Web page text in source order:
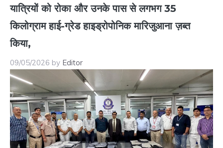
यात्रियों को रोका और उनके पास से लगभग 35
किलोग्राम हाई-ग्रेड हाइड्रोपोनिक मारिजुआना ज़ब्त
किया,
09/05/2026 by Editor